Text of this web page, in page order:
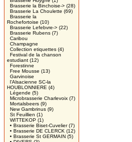
Brasserie la Binchoise-> (28)
Brasserie La Choulette (69)
Brasserie la
Rochefortoise (10)
Brasserie Lefebvre-> (22)
Brasserie Rubens (7)
Caribou
Champagne
Collection etiquettes (4)
Festival de la chanson
estudiant (12)
Forestinne
Free Mousse (13)
Garvinoise
l'Alsacienne SC-la
HOUBLONNIERE (4)
Légende (5)
Microbrasserie Charlevoix (7)
Mortalsbeers (9)
New Gambrinus (9)
St Feuillien (1)
WITTEKOP (1)
• Brasserie Biset-Cuvelier(7)
• Brasserie DE CLERCK (12)
• Brasserie St GERMAIN (5)